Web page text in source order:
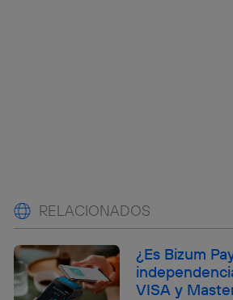
RELACIONADOS
¿Es Bizum
VISA y